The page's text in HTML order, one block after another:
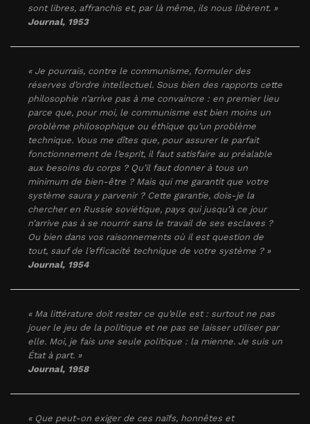
sont libres, affranchis et, par là même, ils nous libèrent. »
Journal, 1953
« Je pourrais, contre le communisme, formuler des
réserves d’ordre intellectuel. Sous bien des rapports cette
philosophie n’arrive pas à me convaincre : en premier lieu
parce que, pour moi, le communisme est bien moins un
problème philosophique ou éthique qu’un problème
technique. Vous me dîtes que, pour assurer le parfait
fonctionnement de l’esprit, il faut satisfaire au préalable
aux besoins du corps ? Qu’il faut donner à tous un
minimum de bien-être ? Mais qui me garantit que votre
système saura y parvenir ? Cette garantie, dois-je la
chercher en Russie soviétique, pays qui jusqu’à ce jour
n’arrive pas à se nourrir sans le travail de ses esclaves ?
Ou bien dans vos raisonnements où il est question de
tout, sauf de l’efficacité technique de votre système ? »
Journal, 1954
« Ma littérature doit rester ce qu’elle est : surtout ne pas
jouer le jeu de la politique et ne pas se laisser utiliser par
elle. Moi, je fais une seule politique : la mienne. Je suis un
État à part. »
Journal, 1958
« Que peut-on exiger de ces naïfs, honnêtes et